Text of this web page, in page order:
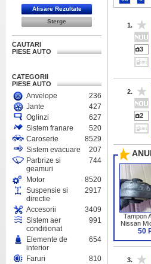
CAUTARI
PIESE AUTO
CATEGORII
PIESE AUTO
Anvelope
236
Jante
427
Oglinzi
627
Sistem franare
520
Caroserie
8529
Sistem evacuare
207
Parbrize si
geamuri
744
Motor
8520
Suspensie si
directie
2917
Accesorii
3409
Sistem aer
conditionat
991
Elemente de
interior
654
Faruri
810
1.
3
2.
2
Tampon
Nissan
50
3.